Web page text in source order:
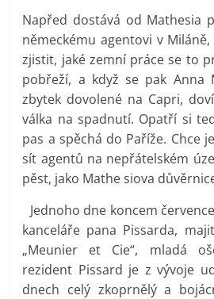
Napřed dostává od Mathesia
německému agentovi v
zjistit, jaké zemní práce se to
pobřeží, a když se pak Anna
zbytek dovolené na Capri,
válka na spadnutí. Opatří si
pas a spěchá do Paříže. Chce
sít agentů na nepřátelském
pěst, jako Mathe siova
Jednoho dne koncem
kanceláře pana Pissarda,
„Meunier et Cie“, mladá
rezident Pissard je z vývoje
dnech celý zkoprnělý a